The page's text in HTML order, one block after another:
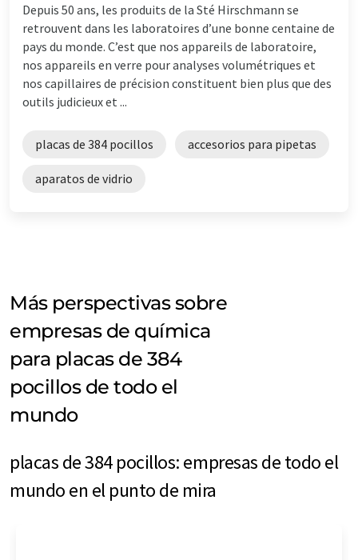
Depuis 50 ans, les produits de la Sté Hirschmann se
retrouvent dans les laboratoires d’une bonne centaine de
pays du monde. C’est que nos appareils de laboratoire,
nos appareils en verre pour analyses volumétriques et
nos capillaires de précision constituent bien plus que des
outils judicieux et ...
placas de 384 pocillos accesorios para pipetas
aparatos de vidrio
Más perspectivas sobre
empresas de química
para placas de 384
pocillos de todo el
mundo
placas de 384 pocillos: empresas de todo el
mundo en el punto de mira